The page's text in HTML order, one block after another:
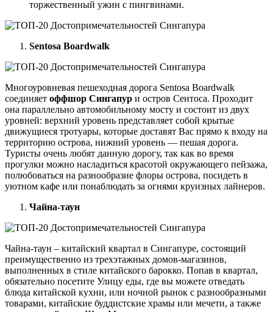
торжественный ужин с пингвинами.
Sentosa Boardwalk
Многоуровневая пешеходная дорога Sentosa Boardwalk
соединяет оффшор Сингапур и остров Сентоса. Проходит
она параллельно автомобильному мосту и состоит из двух
уровней: верхний уровень представляет собой крытые
движущиеся тротуары, которые доставят Вас прямо к входу на
территорию острова, нижний уровень — пешая дорога.
Туристы очень любят данную дорогу, так как во время
прогулки можно насладиться красотой окружающего пейзажа,
полюбоваться на разнообразие флоры острова, посидеть в
уютном кафе или понаблюдать за огнями круизных лайнеров.
Чайна-таун
Чайна-таун – китайский квартал в Сингапуре, состоящий
преимущественно из трехэтажных домов-магазинов,
выполненных в стиле китайского барокко. Попав в квартал,
обязательно посетите Улицу еды, где вы можете отведать
блюда китайской кухни, или ночной рынок с разнообразными
товарами, китайские буддистские храмы или мечети, а также